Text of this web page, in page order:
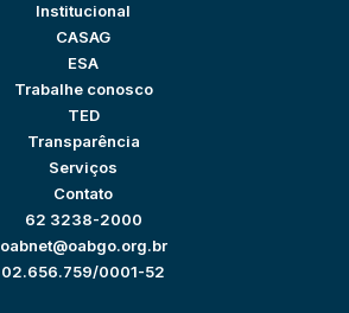
Institucional
CASAG
ESA
Trabalhe conosco
TED
Transparência
Serviços
Contato
62 3238-2000
oabnet@oabgo.org.br
02.656.759/0001-52